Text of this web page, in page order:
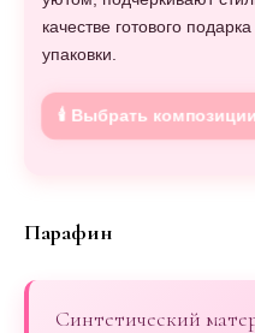
качестве готового
упаковки.
🕯️ Выбрать
Парафин
Синтетический